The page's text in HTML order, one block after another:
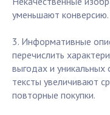
уменьшают конверсию.
3. Информативные
перечислить
выгодах и
тексты увеличивают
повторные покупки.